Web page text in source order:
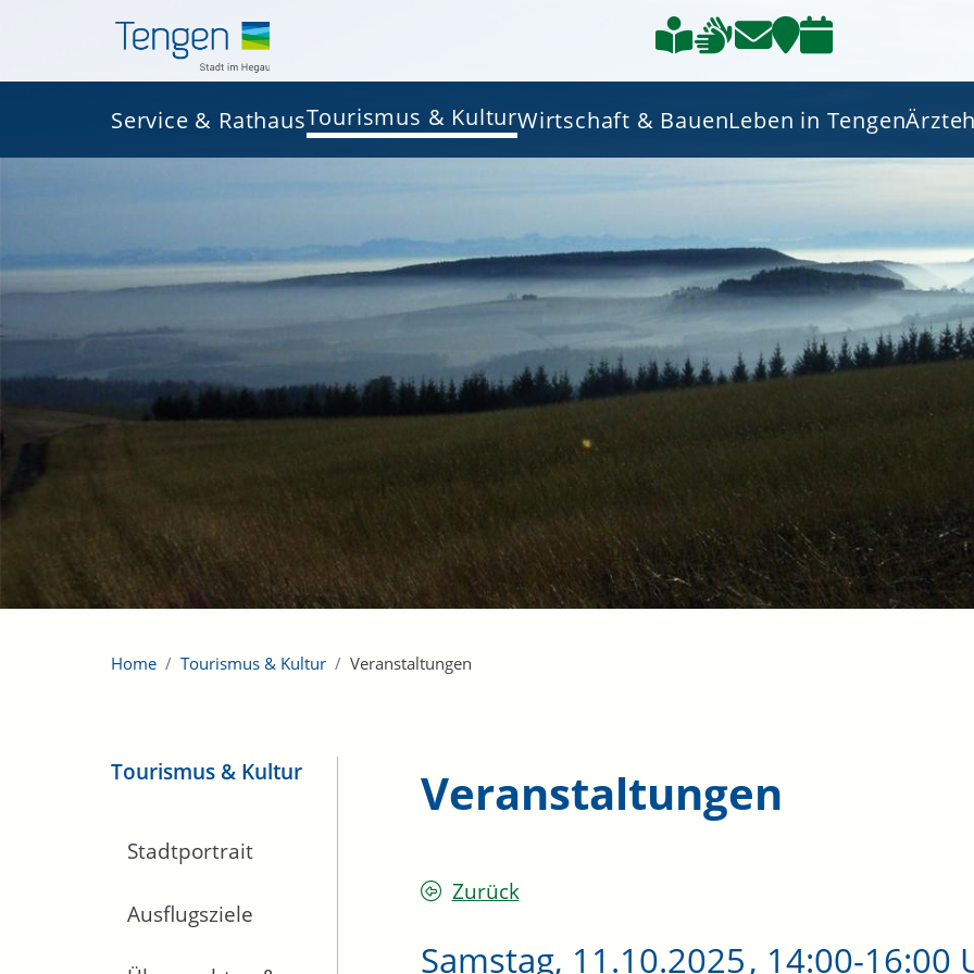
Service & RathausTourismus & KulturWirtschaft & BauenLeben in Tengen
Home Tourismus & Kultur Veranstaltungen
Tourismus & Kultur
Stadtportrait
Ausflugsziele
Veranstaltungen
Zurück
Samstag, 11.10.2025, 14:00-16:00